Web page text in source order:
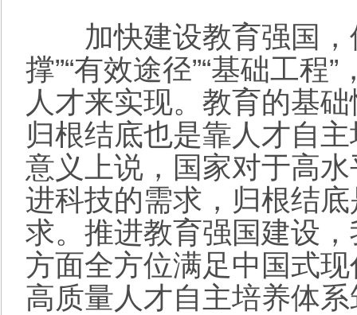
加快建设教育强国，
撑”“有效途径”“基础工程
人才来实现。教育的基
归根结底也是靠人才自
意义上说，国家对于高
进科技的需求，归根结
求。推进教育强国建设
方面全方位满足中国式
高质量人才自主培养体